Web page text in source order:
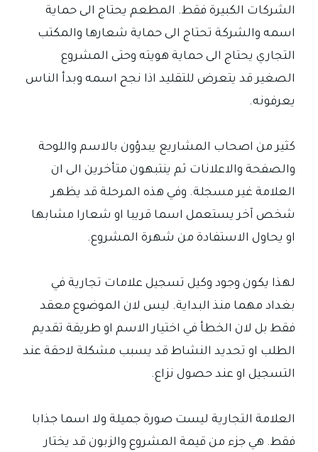
الشركات الكبيرة فقط. المطعم يحتاج الى حماية
اسمه والشركة تحتاج الى حماية شعارها والمكتب
التجاري يحتاج الى حماية هويته وحتى المشروع
الصغير قد يتعرض للتقليد اذا نجح اسمه وبدأ الناس
يعرفونه.
كثير من اصحاب المشاريع يبدؤون بالاسم واللوحة
والصفحة والاعلانات ثم ينتبهون متأخرين الى ان
العلامة غير مسجلة. وفي هذه المرحلة قد يظهر
شخص آخر يستعمل اسما قريبا او شعارا مشابها
او يحاول الاستفادة من شهرة المشروع.
لهذا يكون وجود وكيل تسجيل علامات تجارية في
بغداد مهما منذ البداية. ليس لان الموضوع معقد
فقط بل لان الخطأ في اختيار الاسم او طريقة تقديم
الطلب او تحديد النشاط قد يسبب مشكلة لاحقة عند
التسجيل او عند حصول نزاع.
العلامة التجارية ليست صورة جميلة ولا اسما جذابا
فقط. هي جزء من قيمة المشروع والزبون قد يختار